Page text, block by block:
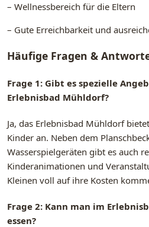
– Wellnessbereich für die Eltern
– Gute Erreichbarkeit und
Häufige Fragen &
Frage 1: Gibt es spezielle
Erlebnisbad Mühldorf?
Ja, das Erlebnisbad Mühldorf
Kinder an. Neben dem
Wasserspielgeräten gibt es auch
Kinderanimationen und
Kleinen voll auf ihre Kosten
Frage 2: Kann man im
essen?